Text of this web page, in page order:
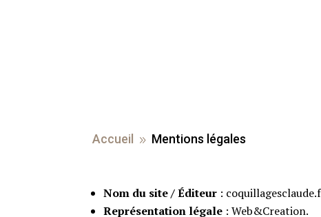
Accueil 9 Mentions légales
Nom du site / Éditeur :
Représentation légale : Web&Creation.